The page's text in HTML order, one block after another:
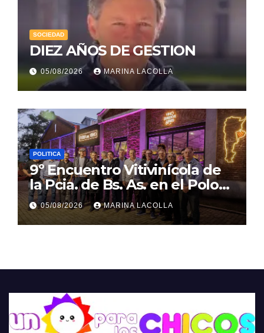
SOCIEDAD
DIEZ AÑOS DE GESTION
05/08/2026 MARINA LACOLLA
POLITICA
9º Encuentro Vitivinícola de
la Pcia. de Bs. As. en el Polo
Gastronómico de Malvinas
Argentinas
05/08/2026 MARINA LACOLLA